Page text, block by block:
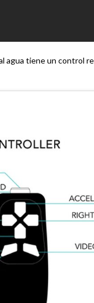
agua tiene un control